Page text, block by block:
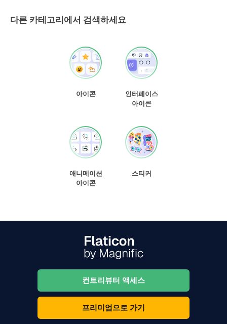
다른 카테고리에서 검색하세요
아이콘
인터페이스
아이콘
애니메이션
아이콘
스티커
컨트리뷰터 액세스
프리미엄으로 가기